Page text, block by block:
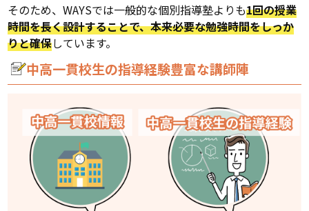
そのため、WAYSでは一般的な個別指導塾よりも1回の授業
時間を長く設計することで、本来必要な勉強時間をしっか
りと確保しています。
中高一貫校生の指導経験豊富な講師陣